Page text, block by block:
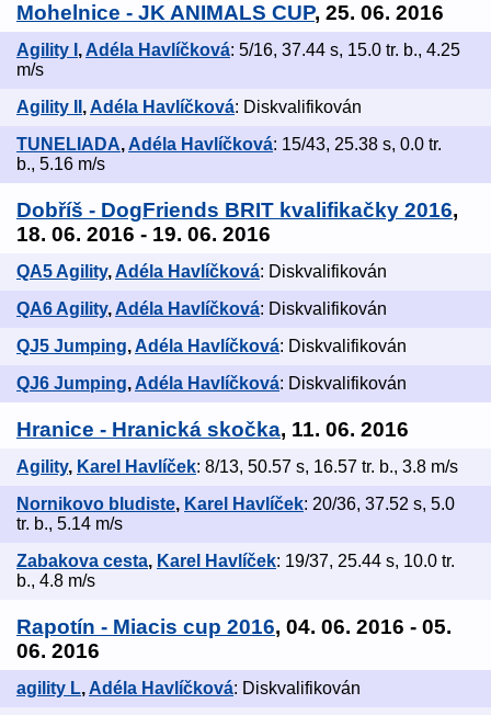
Mohelnice - JK ANIMALS CUP, 25. 06. 2016
Agility I , Adéla Havlíčková: 5/16, 37.44 s, 15.0 tr. b., 4.25
m/s
Agility II ,Adéla Havlíčková: Diskvalifikován
TUNELIADA, Adéla Havlíčková: 15/43, 25.38 s, 0.0 tr.
b., 5.16 m/s
Dobříš - DogFriends ​BRIT ​kvalifikačky 2016,
18. 06. 2016 - 19. 06. 2016
QA5 Agility,Adéla Havlíčková: Diskvalifikován
QA6 Agility, Adéla Havlíčková: Diskvalifikován
QJ5 Jumping,Adéla Havlíčková: Diskvalifikován
QJ6 Jumping, Adéla Havlíčková: Diskvalifikován
Hranice - Hranická skočka, 11. 06. 2016
Agility, Karel Havlíček: 8/13, 50.57 s, 16.57 tr. b., 3.8 m/s
Nornikovo bludiste, Karel Havlíček: 20/36, 37.52 s, 5.0
tr. b., 5.14 m/s
Zabakova cesta, Karel Havlíček: 19/37, 25.44 s, 10.0 tr.
b., 4.8 m/s
Rapotín - Miacis cup 2016, 04. 06. 2016 - 05.
06. 2016
agility L, Adéla Havlíčková: Diskvalifikován